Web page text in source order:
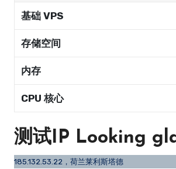
基础 VPS
存储空间
内存
CPU 核心
测试IP Looking
185.132.53.22，荷兰莱利斯塔德